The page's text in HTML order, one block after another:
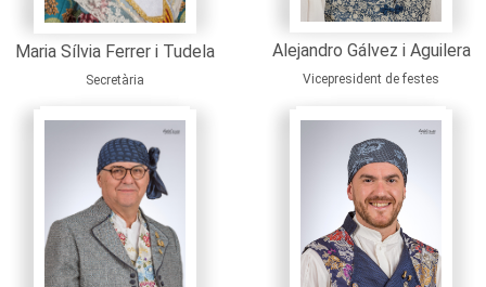
Maria Sílvia Ferrer i Tudela
Secretària
Alejandro Gálvez i Aguilera
Vicepresident de festes